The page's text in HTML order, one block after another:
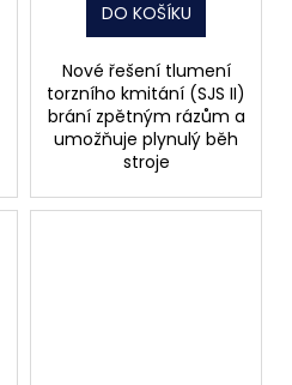
DO KOŠÍKU
Nové řešení tlumení
torzního kmitání (SJS II)
brání zpětným rázům a
umožňuje plynulý běh
stroje